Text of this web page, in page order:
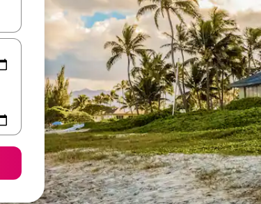
keuze met je de pijltjestoetsen omhoog en omlaag,